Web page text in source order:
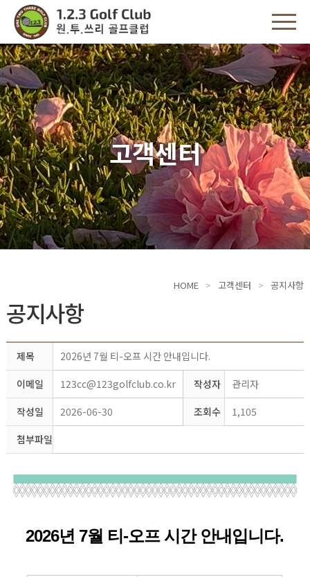
고객센터
HOME 고객센터 공지사항
공지사항
제목
2026년 7월 티-오프 시간 안내입니다.
이메일
123cc@123golfclub.co.kr 작성자
관리자
작성일
2026-06-30 조회수
1,105
첨부파일
2026년 7월 티-오프시간 안내입니다.